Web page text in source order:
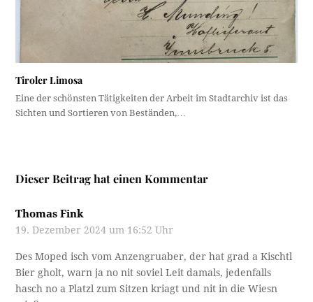
Tiroler Limosa
Eine der schönsten Tätigkeiten der Arbeit im Stadtarchiv ist das
Sichten und Sortieren von Beständen,…
Dieser Beitrag hat einen Kommentar
Thomas Fink
19. Dezember 2024 um 16:52 Uhr
Des Moped isch vom Anzengruaber, der hat grad a Kischtl
Bier gholt, warn ja no nit soviel Leit damals, jedenfalls
hasch no a Platzl zum Sitzen kriagt und nit in die Wiesn